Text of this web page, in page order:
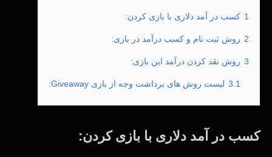
1 کسب در آمد دلاری با بازی کردن:
2 روش ثبت نام و کسب درآمد در بازی:
3 روش نقد کردن درآمد این بازی:
3.1 لیست روش های برداشت وجه از بازی Giveaway:
کسب در آمد دلاری با بازی کردن: